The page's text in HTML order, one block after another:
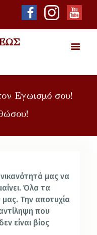
Εγωισμό σου!
μας να
Όλα τα
μας. Την αποτυχία
που
είναι βίος